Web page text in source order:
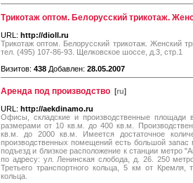
Трикотаж оптом. Белорусский трикотаж.
URL: http://dioll.ru
Трикотаж оптом. Белорусский трикотаж. Женский
тел. (495) 107-86-93. Щелковское шоссе, д.3, стр.1
Визитов: 438 Добавлен: 28.05.2007
Аренда под производство [ru]
URL: http://aekdinamo.ru
Офисы, складские и производственные
размерами от 10 кв.м. до 400 кв.м.
кв.м. до 2000 кв.м. Имеется достаточное
производственных помещений есть большой
подъезд и близкое расположение к станции метро
по адресу: ул. Ленинская слобода, д. 26. 250
Третьего транспортного кольца, 5 км от
кольца.